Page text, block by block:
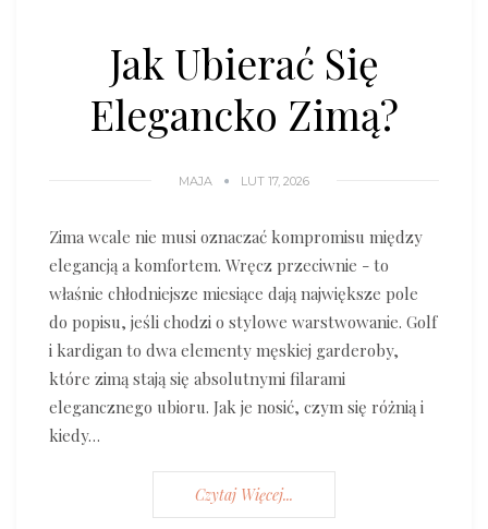
Jak Ubierać Się
Elegancko Zimą?
MAJA LUT 17, 2026
Zima wcale nie musi oznaczać kompromisu między
elegancją a komfortem. Wręcz przeciwnie - to
właśnie chłodniejsze miesiące dają największe pole
do popisu, jeśli chodzi o stylowe warstwowanie. Golf
i kardigan to dwa elementy męskiej garderoby,
które zimą stają się absolutnymi filarami
elegancznego ubioru. Jak je nosić, czym się różnią i
kiedy…
Czytaj Więcej...